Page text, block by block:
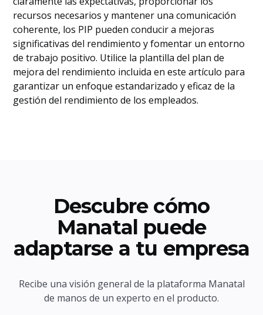
recursos necesarios y mantener una comunicación
coherente, los PIP pueden conducir a mejoras
significativas del rendimiento y fomentar un entorno
de trabajo positivo. Utilice la plantilla del plan de
mejora del rendimiento incluida en este artículo para
garantizar un enfoque estandarizado y eficaz de la
gestión del rendimiento de los empleados.
Descubre cómo
Manatal puede
adaptarse a tu empresa
Recibe una visión general de la plataforma Manatal
de manos de un experto en el producto.